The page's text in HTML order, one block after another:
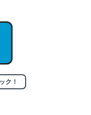
小説100ページ分くらい。
というには多い分量。進化
conceptualization
ク！